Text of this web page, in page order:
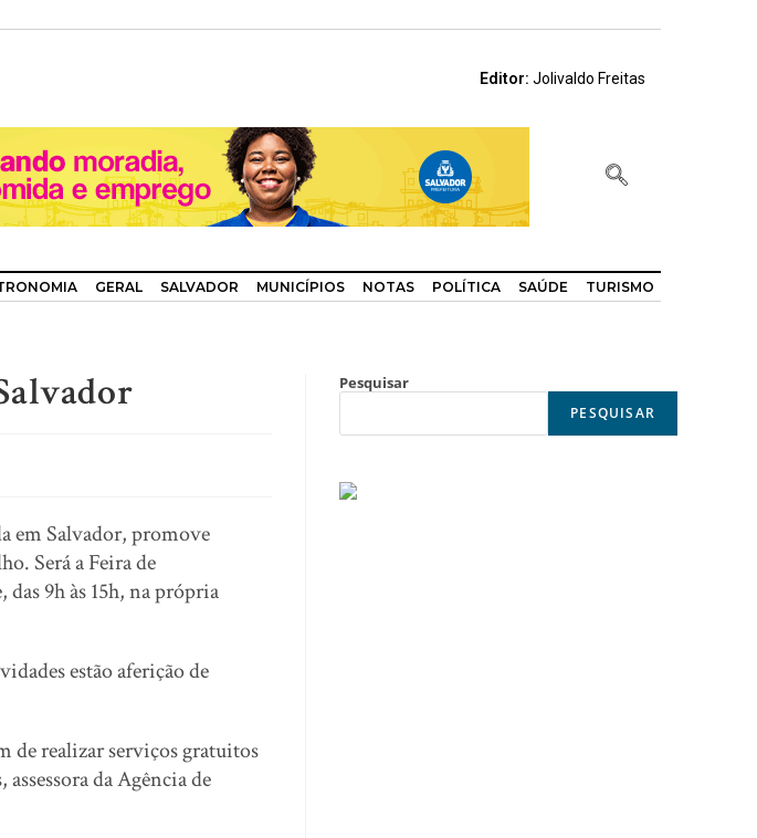
Editor:Jolivaldo Freitas
GERAL SALVADOR MUNICÍPIOS NOTAS POLÍTICA SAÚDE TURISMO
em Salvador, promove
Será a Feira de
9h às 15h, na própria
estão aferição de
de realizar serviços gratuitos
assessora da Agência de
Pesquisar
PESQUISAR